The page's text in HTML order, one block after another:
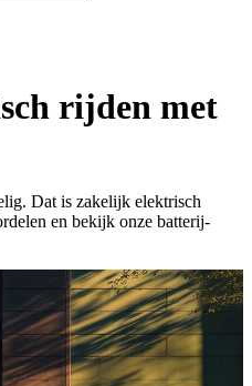
rijden met
Dat is zakelijk elektrisch
en bekijk onze batterij-